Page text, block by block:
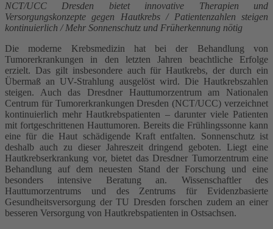
NCT/UCC Dresden bietet innovative Therapien und
Versorgungskonzepte gegen Hautkrebs / Patientenzahlen steigen
kontinuierlich / Mehr Sonnenschutz und Früherkennung nötig
Die moderne Krebsmedizin hat bei der Behandlung von
Tumorerkrankungen in den letzten Jahren beachtliche Erfolge
erzielt. Das gilt insbesondere auch für Hautkrebs, der durch ein
Übermaß an UV-Strahlung ausgelöst wird. Die Hautkrebszahlen
steigen. Auch das Dresdner Hauttumorzentrum am Nationalen
Centrum für Tumorerkrankungen Dresden (NCT/UCC) verzeichnet
kontinuierlich mehr Hautkrebspatienten – darunter viele Patienten
mit fortgeschrittenen Hauttumoren. Bereits die Frühlingssonne kann
eine für die Haut schädigende Kraft entfalten. Sonnenschutz ist
deshalb auch zu dieser Jahreszeit dringend geboten. Liegt eine
Hautkrebserkrankung vor, bietet das Dresdner Tumorzentrum eine
Behandlung auf dem neuesten Stand der Forschung und eine
besonders intensive Beratung an. Wissenschaftler des
Hauttumorzentrums und des Zentrums für Evidenzbasierte
Gesundheitsversorgung der TU Dresden forschen zudem an einer
besseren Versorgung von Hautkrebspatienten in Ostsachsen.